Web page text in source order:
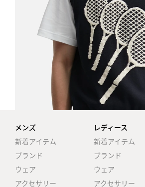
メンズ
新着アイテム
ブランド
ウェア
アクセサリー
レディース
新着アイテム
ブランド
ウェア
アクセサリー